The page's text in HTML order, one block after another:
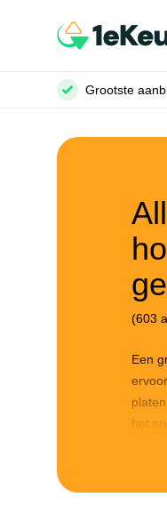
Grootste
(603
Een
het